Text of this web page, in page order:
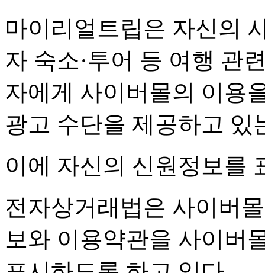
마이리얼트립은 자신의
자 숙소·투어 등 여행 관
자에게 사이버몰의 이용
광고 수단을 제공하고 있
이에 자신의 신원정보를
전자상거래법은 사이버
보와 이용약관을 사이버